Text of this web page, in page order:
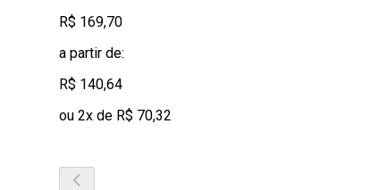
R$ 169,70
a partir de:
R$ 140,64
ou 2x de R$ 70,32